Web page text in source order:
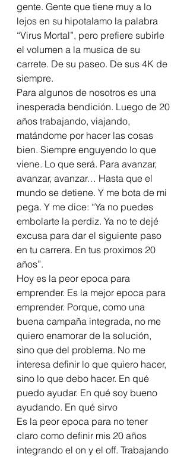
gente. Gente que tiene muy a lo
lejos en su hipotalamo la palabra
“Virus Mortal”, pero prefiere subirle
el volumen a la musica de su
carrete. De su paseo. De sus 4K de
siempre.
Para algunos de nosotros es una
inesperada bendición. Luego de 20
años trabajando, viajando,
matándome por hacer las cosas
bien. Siempre enguyendo lo que
viene. Lo que será. Para avanzar,
avanzar, avanzar… Hasta que el
mundo se detiene. Y me bota de mi
pega. Y me dice: “Ya no puedes
embolarte la perdiz. Ya no te dejé
excusa para dar el siguiente paso
en tu carrera. En tus proximos 20
años”.
Hoy es la peor epoca para
emprender. Es la mejor epoca para
emprender. Porque, como una
buena campaña integrada, no me
quiero enamorar de la solución,
sino que del problema. No me
interesa definir lo que quiero hacer,
sino lo que debo hacer. En qué
puedo ayudar. En qué soy bueno
ayudando. En qué sirvo
Es la peor epoca para no tener
claro como definir mis 20 años
integrando el on y el off. Trabajando